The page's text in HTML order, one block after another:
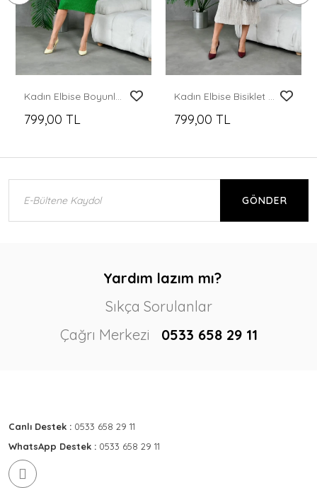
Kadın Elbise Boyunlu Diz Altı Örme Elbise Yeşil - 227067
799,00 TL
Kadın Elbise Bisiklet Yaka Midi Boy Elbise Taş - 10823
799,00 TL
GÖNDER
Yardım lazım mı?
Sıkça Sorulanlar
Çağrı Merkezi
0533 658 29 11
Canlı Destek : 0533 658 29 11
WhatsApp Destek : 0533 658 29 11